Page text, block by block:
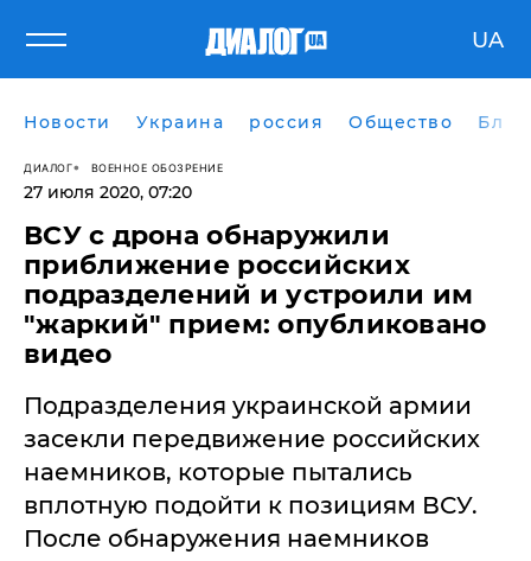
UA
Новости Украина россия Общество
ДИАЛОГ ВОЕННОЕ ОБОЗРЕНИЕ
27 июля 2020, 07:20
ВСУ с дрона обнаружили
приближение российских
подразделений и устроили им
"жаркий" прием: опубликовано
видео
​Подразделения украинской армии
засекли передвижение российских
наемников, которые пытались
вплотную подойти к позициям ВСУ.
После обнаружения наемников